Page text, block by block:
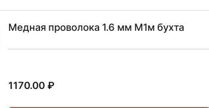
Медная проволока 1.6 мм М1м бухта
1170.00₽